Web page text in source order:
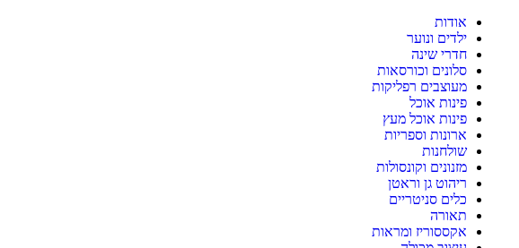
אודות
ילדים ונוער
חדרי שינה
סלונים וכורסאות
מעוצבים רפליקות
פינות אוכל
פינות אוכל מעץ
ארונות וספריות
שולחנות
מזנונים וקונסולות
ריהוט גן וראטן
כלים סניטריים
תאורה
אקססוריז ומראות